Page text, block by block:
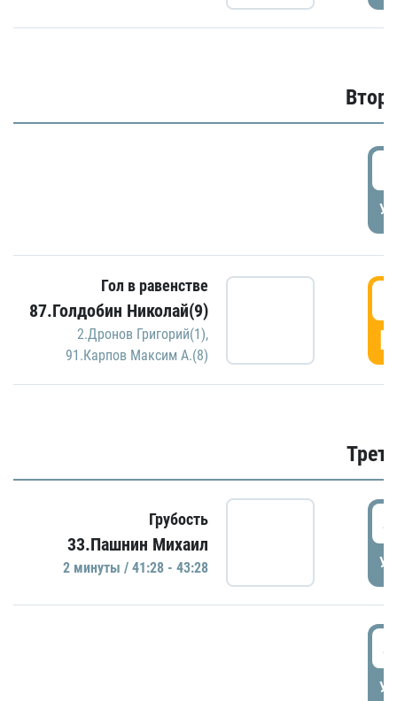
Гол в равенстве
87.Голдобин Николай(9)
2.Дронов Григорий(1),
91.Карпов Максим А.(8)
Грубость
33.Пашнин Михаил
2 минуты / 41:28 - 43:28